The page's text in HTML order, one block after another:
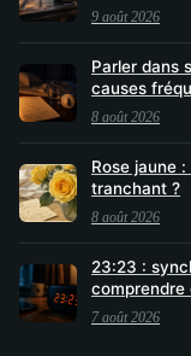
9 août 2026
Parler dans
causes
8 août 2026
Rose jaune
tranchant ?
8 août 2026
23:23 :
comprendre
7 août 2026